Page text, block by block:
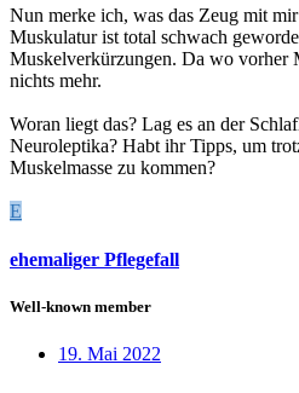
Nun merke ich, was das Zeug mit
Muskulatur ist total schwach
Muskelverkürzungen. Da wo vorher
nichts mehr.
Woran liegt das? Lag es an der
Neuroleptika? Habt ihr Tipps, um
Muskelmasse zu kommen?
E
ehemaliger Pflegefall
Well-known member
19. Mai 2022